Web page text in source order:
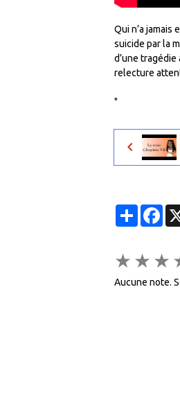
Qui n’a
suicide par la
d’une
relecture
"
Partager
★ ★ ★
Aucune note.